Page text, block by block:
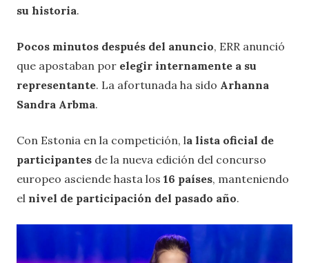
su historia.
Pocos minutos después del anuncio, ERR anunció
que apostaban por elegir internamente a su
representante. La afortunada ha sido Arhanna
Sandra Arbma.
Con Estonia en la competición, la lista oficial de
participantes de la nueva edición del concurso
europeo asciende hasta los 16 países, manteniendo
el nivel de participación del pasado año.